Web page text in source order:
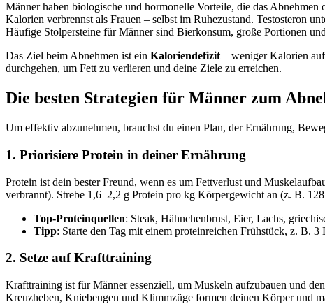
Männer haben biologische und hormonelle Vorteile, die das
Kalorien verbrennst als Frauen – selbst im Ruhezustand. Testosteron
Häufige Stolpersteine für Männer sind Bierkonsum, große Portionen
Das Ziel beim Abnehmen ist ein Kaloriendefizit – weniger Kalorien
durchgehen, um Fett zu verlieren und deine Ziele zu erreichen.
Die besten Strategien für Männer zum
Um effektiv abzunehmen, brauchst du einen Plan, der Ernährung,
1. Priorisiere Protein in deiner Ernährung
Protein ist dein bester Freund, wenn es um Fettverlust und
verbrannt). Strebe 1,6–2,2 g Protein pro kg Körpergewicht an (z. B.
Top-Proteinquellen: Steak, Hähnchenbrust, Eier, Lachs,
Tipp: Starte den Tag mit einem proteinreichen Frühstück, z. B.
2. Setze auf Krafttraining
Krafttraining ist für Männer essenziell, um Muskeln aufzubauen und den
Kreuzheben, Kniebeugen und Klimmzüge formen deinen Körper und